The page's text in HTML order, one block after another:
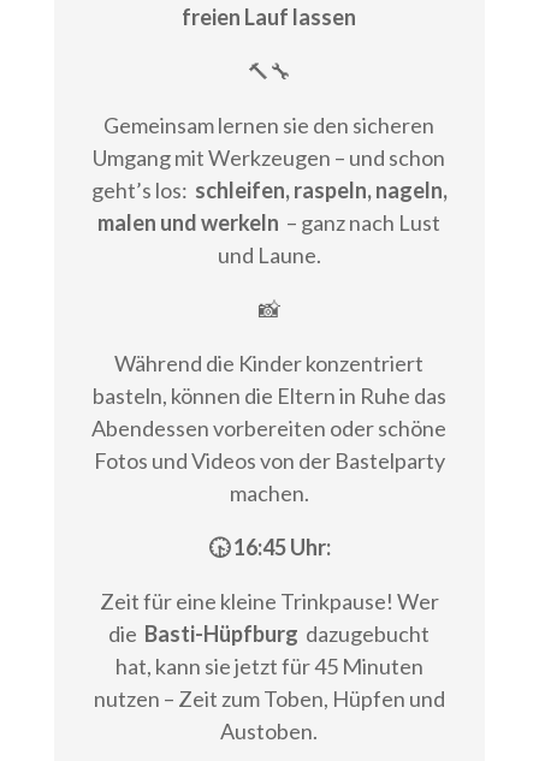
freien Lauf lassen
🔨🔧
Gemeinsam lernen sie den sicheren
Umgang mit Werkzeugen – und schon
geht’s los: schleifen, raspeln, nageln,
malen und werkeln – ganz nach Lust
und Laune.
📸
Während die Kinder konzentriert
basteln, können die Eltern in Ruhe das
Abendessen vorbereiten oder schöne
Fotos und Videos von der Bastelparty
machen.
🕟 16:45 Uhr:
Zeit für eine kleine Trinkpause! Wer
die Basti-Hüpfburg dazugebucht
hat, kann sie jetzt für 45 Minuten
nutzen – Zeit zum Toben, Hüpfen und
Austoben.